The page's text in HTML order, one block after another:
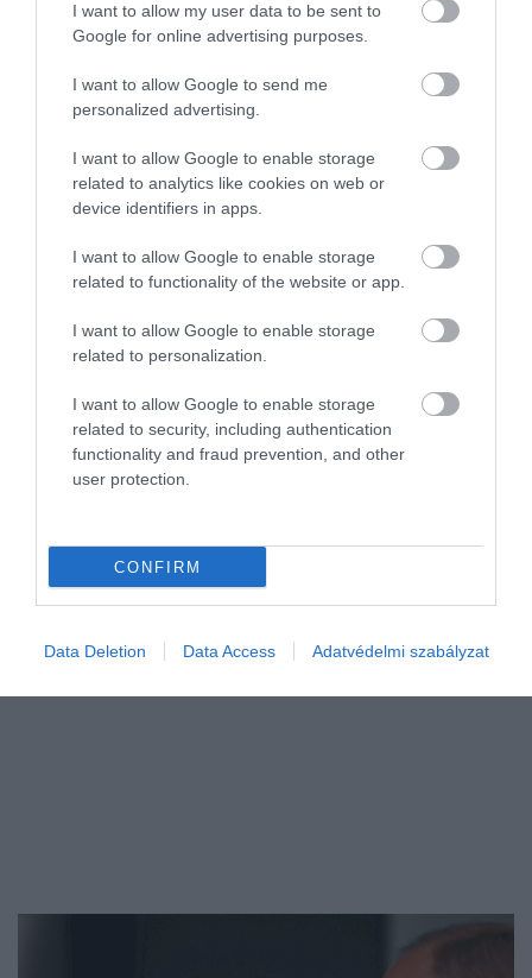
I want to allow my user data to be sent to
Google for online advertising purposes.
I want to allow Google to send me
personalized advertising.
I want to allow Google to enable storage
related to analytics like cookies on web or
device identifiers in apps.
I want to allow Google to enable storage
related to functionality of the website or app.
I want to allow Google to enable storage
related to personalization.
I want to allow Google to enable storage
related to security, including authentication
functionality and fraud prevention, and other
user protection.
CONFIRM
Data Deletion Data Access Adatvédelmi szabályzat
Augusztus közepén újabb fotók kerültek
nyilvánosságra Az Ördög Pradát visel
második részének forgatásáról, amelyek
ismét beindították a találgatásokat. A
képeken Anne Hathaway és Stanley Tucci
látható – akik Andy Sachsot és Nigelt
2025. AUGUSZTUS 24. ● HAMU ÉS GYÉMÁNT
Temetés is lesz Az ördög
Pradát visel 2-ben – a
rajongók…
HAMU ÉS GYÉMÁNT